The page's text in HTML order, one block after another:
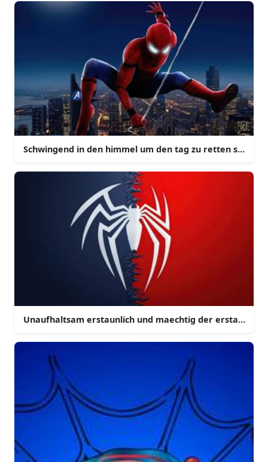
Schwingend in den himmel um den tag zu retten spider
Unaufhaltsam erstaunlich und maechtig der